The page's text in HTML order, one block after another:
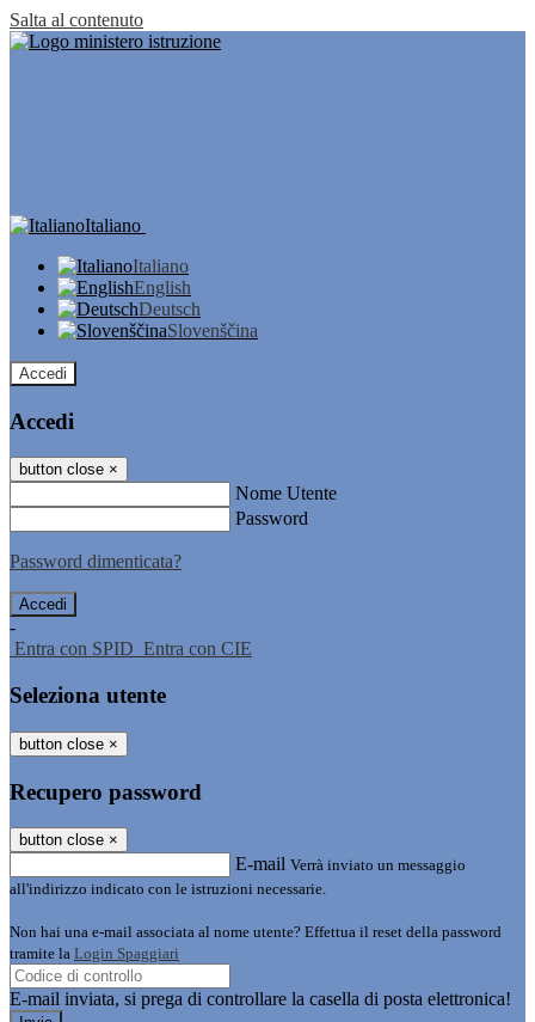
Salta al contenuto
Italiano
Italiano
English
Deutsch
Slovenščina
Accedi
Accedi
button close ×
Nome Utente
Password
Password dimenticata?
-
Entra con SPID Entra con CIE
Seleziona utente
button close ×
Recupero password
button close ×
E-mail Verrà inviato un messaggio
all'indirizzo indicato con le istruzioni necessarie.
Non hai una e-mail associata al nome utente? Effettua il reset della password
tramite la Login Spaggiari
E-mail inviata, si prega di controllare la casella di posta elettronica!